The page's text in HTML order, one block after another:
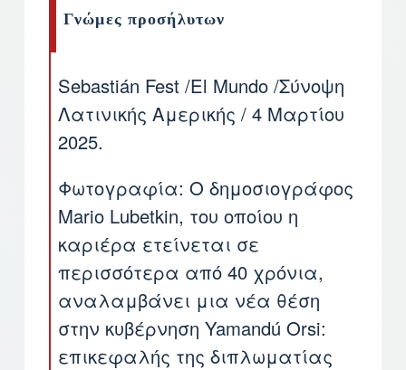
Γνώμες προσήλυτων
Sebastián Fest /El Mundo /Σύνοψη
Λατινικής Αμερικής / 4 Μαρτίου
2025.
Φωτογραφία: Ο δημοσιογράφος
Mario Lubetkin, του οποίου η
καριέρα ετείνεται σε
περισσότερα από 40 χρόνια,
αναλαμβάνει μια νέα θέση
στην κυβέρνηση Yamandú Orsi:
επικεφαλής της διπλωματίας